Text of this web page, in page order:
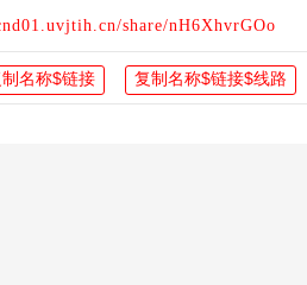
share/nH6XhvrGOo